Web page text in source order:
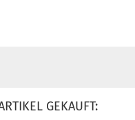
GEKAUFT: